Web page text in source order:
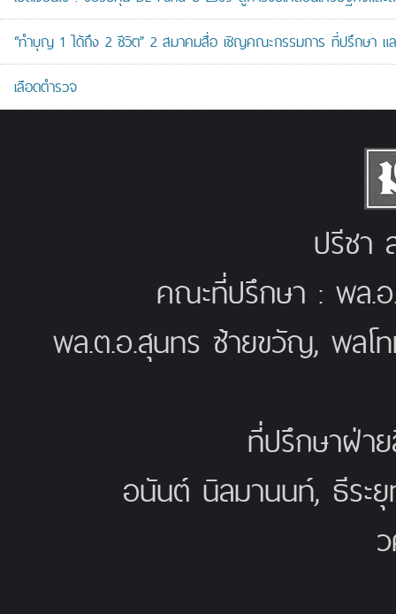
“ทำบุญ 1 ได้ถึง 2 ชีวิต” 2 สมาคมสื่อ เชิญคณะกรรมการ ที่ปรึกษา แ
เลือดตำรวจ
ปรีชา
คณะที่ปรึกษา : พล.
พล.ต.อ.สุนทร ซ้ายขวัญ, พล
ที่ปรึกษาฝ่า
อนันต์ นิลมานนท์, ธีร